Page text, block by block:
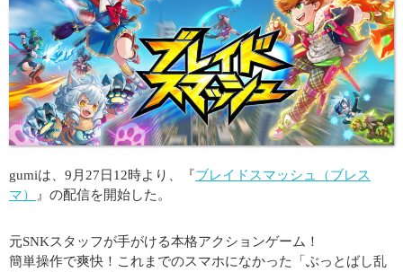
gumiは、9月27日12時より、『ブレイドスマッシュ（ブレス
マ）
』の配信を開始した。
元SNKスタッフが手がける本格アクションゲーム！
簡単操作で爽快！これまでのスマホになかった「ぶっとばし乱